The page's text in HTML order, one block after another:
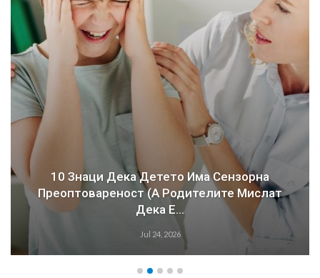
10 Знаци Дека Детето Има Сензорна
Преоптовареност (а Родителите Мислат
Дека Е…
Jul 24, 2026